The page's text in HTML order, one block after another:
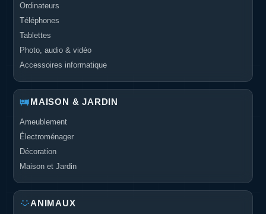
Ordinateurs
Téléphones
Tablettes
Photo, audio & vidéo
Accessoires informatique
MAISON & JARDIN
Ameublement
Électroménager
Décoration
Maison et Jardin
ANIMAUX